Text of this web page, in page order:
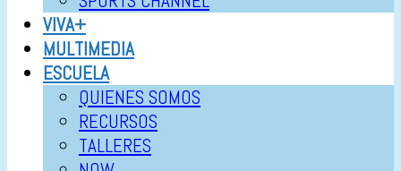
VIVA+
MULTIMEDIA
ESCUELA
QUIENES SOMOS
RECURSOS
TALLERES